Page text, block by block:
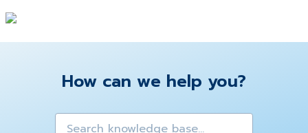
How can we help you?